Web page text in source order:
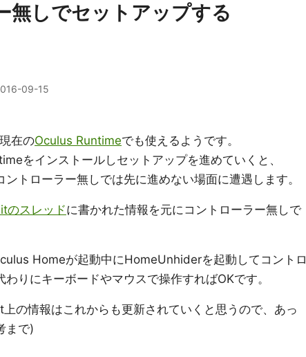
無しでセットアップする
09-15
在のOculus Runtimeでも使えるようです。
をインストールしセットアップを進めていくと、
トローラー無しでは先に進めない場面に遭遇します。
のスレッドに書かれた情報を元にコントローラー無しで
Homeが起動中にHomeUnhiderを起動してコント
りにキーボードやマウスで操作すればOKです。
の情報はこれからも更新されていくと思うので、あっ
まで)